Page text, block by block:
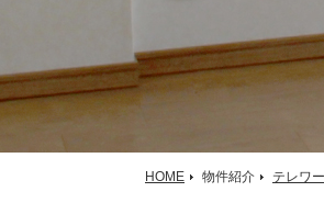
HOME 物件紹介 テレワ